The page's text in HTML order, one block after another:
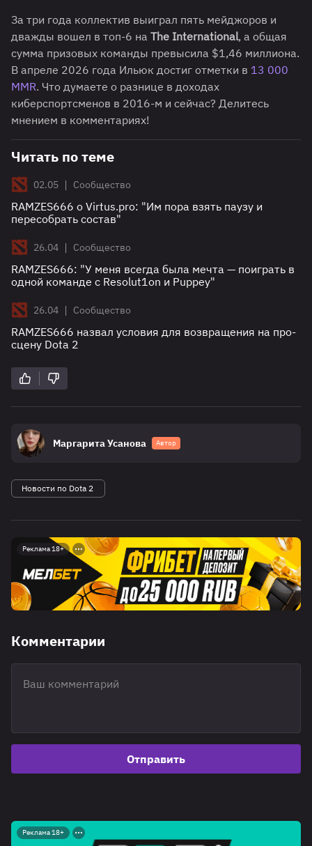
За три года коллектив выиграл пять мейджоров и
дважды вошел в топ-6 на The International, а общая
сумма призовых команды превысила $1,46 миллиона.
В апреле 2026 года Ильюк достиг отметки в 13 000
MMR. Что думаете о разнице в доходах
киберспортсменов в 2016-м и сейчас? Делитесь
мнением в комментариях!
Читать по теме
02.05 | Сообщество
RAMZES666 о Virtus.pro: "Им пора взять паузу и
пересобрать состав"
26.04 | Сообщество
RAMZES666: "У меня всегда была мечта — поиграть в
одной команде с Resolut1on и Puppey"
26.04 | Сообщество
RAMZES666 назвал условия для возвращения на про-
сцену Dota 2
Маргарита Усанова Автор
Новости по Dota 2
Реклама 18+
Комментарии
Отправить
Реклама 18+